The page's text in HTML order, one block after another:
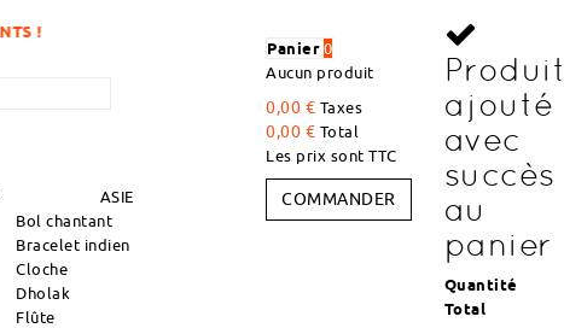
DÉCOUVREZ DES ARTICLES
ASIE
Bol chantant
Bracelet indien
Cloche
Dholak
Flûte
Panier 0
Aucun produit
0,00 € Taxes
0,00 € Total
Les prix sont TTC
COMMANDER
ajouté
avec
succès
au
panier
Quantité
Total